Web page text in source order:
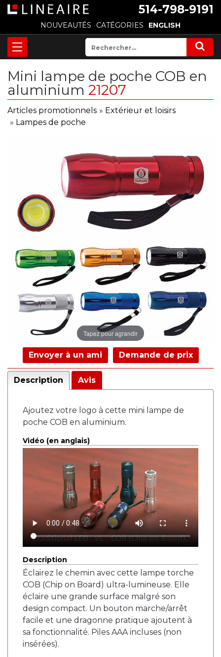
514-798-9191
NOUVEAUTÉS CATÉGORIES ENGLISH
Mini lampe de poche COB en
aluminium 21207
Articles promotionnels » Extérieur et loisirs
» Lampes de poche
Tapez pour agrandir
Envoyer à un ami Demande de prix
Description Avis
Ajoutez votre logo à cette mini lampe de
poche COB en aluminium.
Vidéo (en anglais)
Description
Éclairez le chemin avec cette lampe torche
COB (Chip on Board) ultra-lumineuse. Elle
éclaire une grande surface malgré son
design compact. Un bouton marche/arrêt
facile et une dragonne pratique ajoutent à
sa fonctionnalité. Piles AAA incluses (non
insérées).